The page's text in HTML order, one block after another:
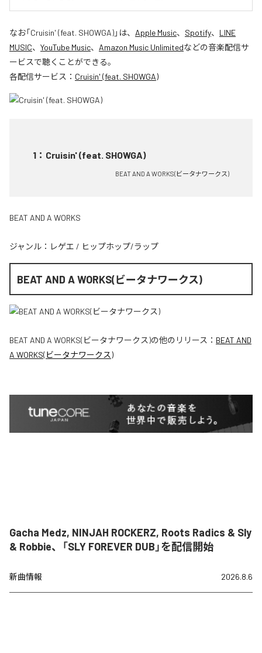
なお「Cruisin' (feat. SHOWGA)」は、 Apple Music、 Spotify、 LINE
MUSIC、 YouTube Music、 Amazon Music Unlimitedなどの音楽配信サ
ービスで聴くことができる。
各配信サービス： Cruisin' (feat. SHOWGA)
1 ： Cruisin' (feat. SHOWGA)
BEAT AND A WORKS(ビータナワークス)
BEAT AND A WORKS
ジャンル： レゲエ / ヒップホップ/ラップ
BEAT AND A WORKS(ビータナワークス)
BEAT AND A WORKS(ビータナワークス)の他のリリース： BEAT AND
A WORKS(ビータナワークス)
Gacha Medz, NINJAH ROCKERZ, Roots Radics & Sly
& Robbie、「SLY FOREVER DUB」を配信開始
新曲情報 2026.8.6